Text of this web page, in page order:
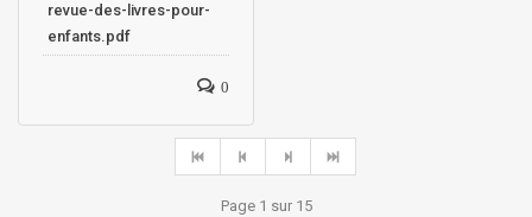
revue-des-livres-pour-
enfants.pdf
0
Page 1 sur 15